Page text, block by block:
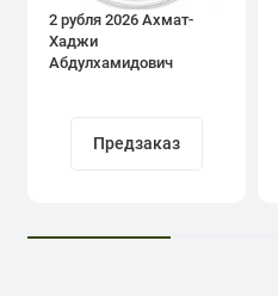
2 рубля 2026 Ахмат-
Хаджи
Абдулхамидович
Предзаказ